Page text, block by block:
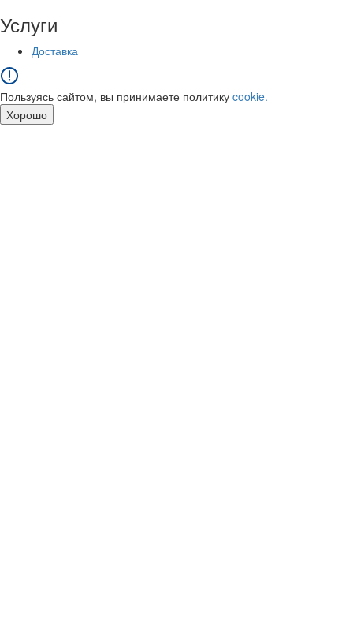
Услуги
Доставка
Пользуясь сайтом, вы принимаете политику cookie.
Хорошо